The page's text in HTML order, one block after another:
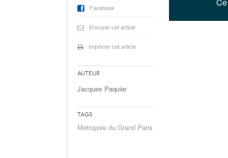
Facebook
Envoyer cet article
Imprimer cet article
Auteur
Jacques Paquier
Tags
Métropole du Grand Paris